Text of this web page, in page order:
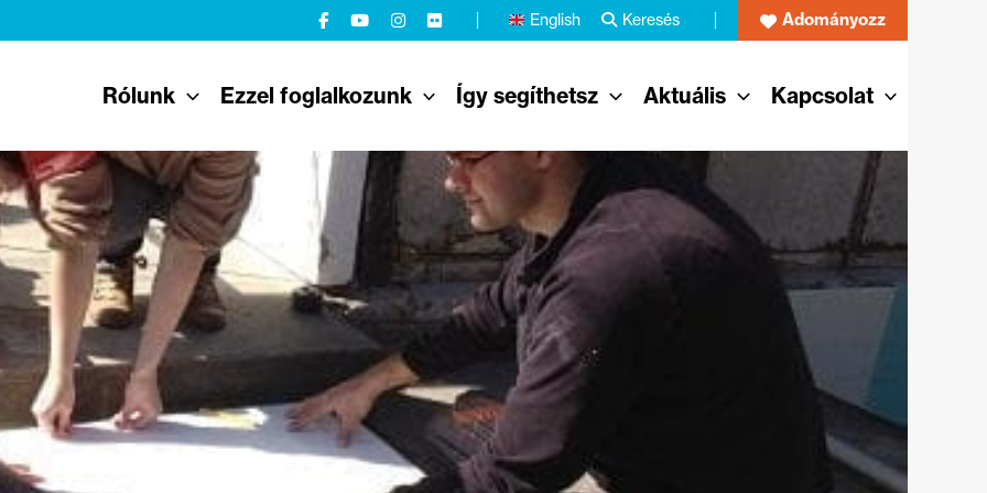
English Keresés Adományozz
Rólunk Ezzel foglalkozunk Így segíthetsz Aktuális Kapcsolat